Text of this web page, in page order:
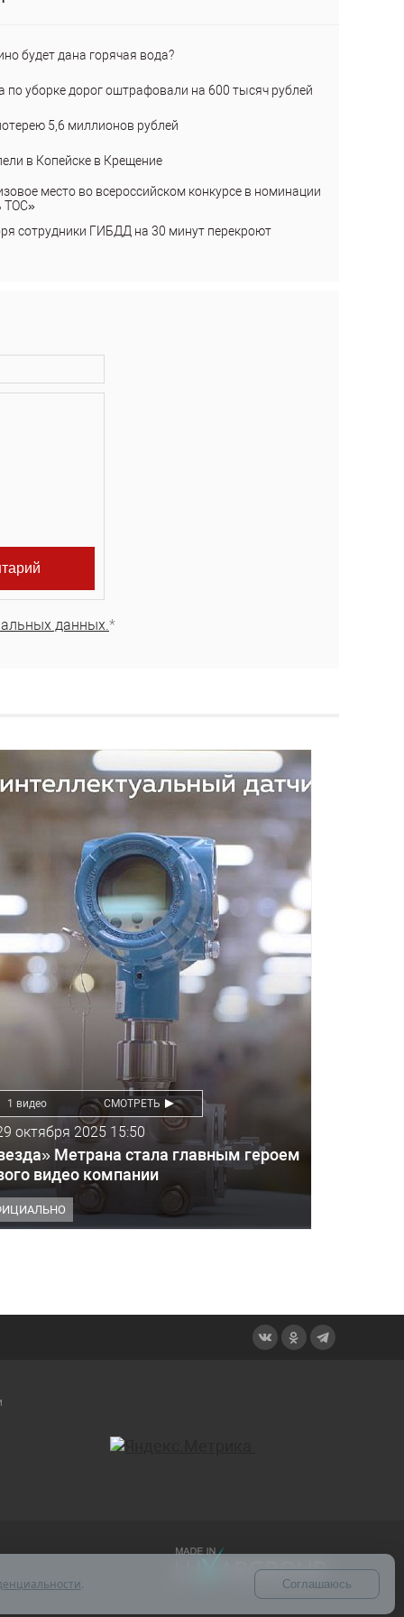
будет дана горячая вода?
по уборке дорог оштрафовали на 600 тысяч рублей
5,6 миллионов рублей
в Копейске в Крещение
место во всероссийском конкурсе в номинации
ТОС»
сотрудники ГИБДД на 30 минут перекроют
данных.*
1 видео СМОТРЕТЬ
октября 2025 15:50
Метрана стала главным героем
видео компании
. Соглашаюсь